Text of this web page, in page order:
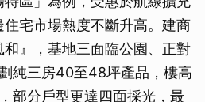
宅市場熱度不斷升高。建商
』，基地三面臨公園、正對
純三房40至48坪產品，樓高
部分戶型更達四面採光，最